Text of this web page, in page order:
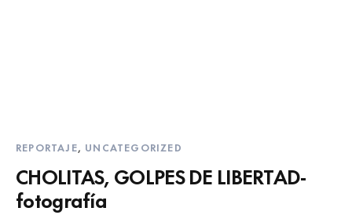
REPORTAJE, UNCATEGORIZED
CHOLITAS, GOLPES DE LIBERTAD-
fotografía